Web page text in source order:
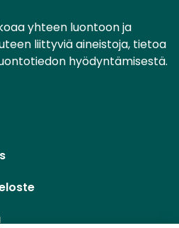
yhteen luontoon ja
liittyviä aineistoja, tietoa
hyödyntämisestä.